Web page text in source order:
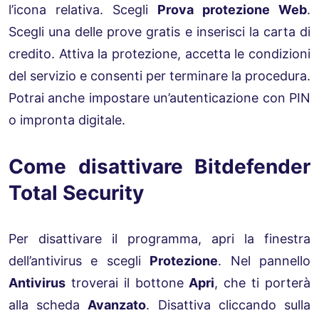
l’icona relativa. Scegli Prova protezione Web.
Scegli una delle prove gratis e inserisci la carta di
credito. Attiva la protezione, accetta le condizioni
del servizio e consenti per terminare la procedura.
Potrai anche impostare un’autenticazione con PIN
o impronta digitale.
Come disattivare Bitdefender
Total Security
Per disattivare il programma, apri la finestra
dell’antivirus e scegli Protezione. Nel pannello
Antivirus troverai il bottone Apri, che ti porterà
alla scheda Avanzato. Disattiva cliccando sulla